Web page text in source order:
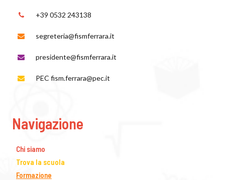
+39 0532 243138
segreteria@fismferrara.it
presidente@fismferrara.it
PEC fism.ferrara@pec.it
Navigazione
Chi siamo
Trova la scuola
Formazione